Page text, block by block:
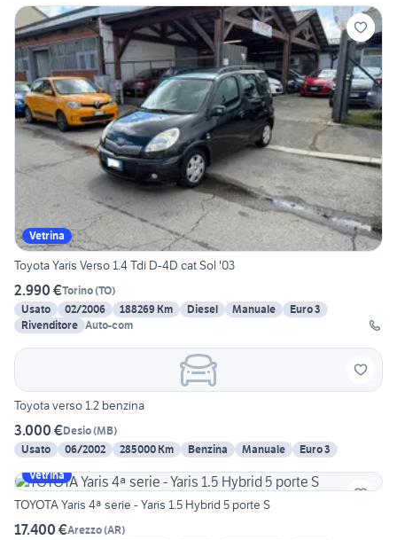
Vetrina
Toyota Yaris Verso 1.4 Tdi D-4D cat Sol '03
2.990 €Torino(TO)
Usato
02/2006 188269 Km Diesel Manuale
Euro 3
Rivenditore Auto-com
Toyota verso 1.2 benzina
3.000 €Desio(MB)
Usato
06/2002 285000 Km Benzina Manuale
Euro 3
Vetrina
TOYOTA Yaris 4ª serie - Yaris 1.5 Hybrid 5 porte S
17.400 €Arezzo(AR)